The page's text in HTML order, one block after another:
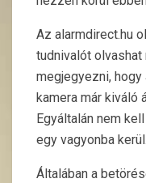
Az alarmdirect.hu
tudnivalót
megjegyezni,
kamera már kiváló
Egyáltalán nem
egy vagyonba kerül.
Általában a